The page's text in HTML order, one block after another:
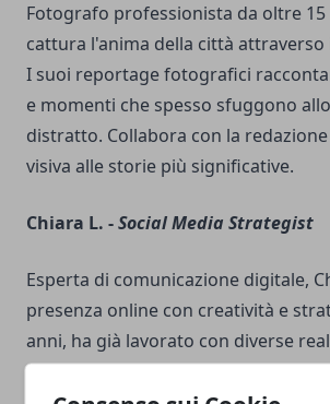
Fotografo professionista da oltre 15
cattura l'anima della città
I suoi reportage fotografici
e momenti che spesso sfuggono
distratto. Collabora con la
visiva alle storie più significative.
Chiara L. -Social Media Strategist
Esperta di comunicazione digitale,
presenza online con creatività e
anni, ha già lavorato con diverse
come intercettare i gusti del